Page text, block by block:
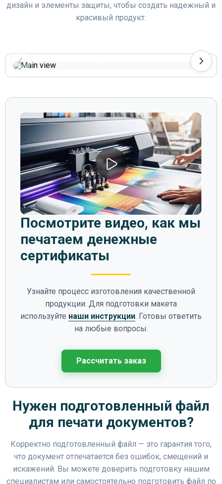
дизайн и элементы защиты, чтобы создать надежный и
красивый продукт.
Посмотрите видео, как мы
печатаем денежные
сертификаты
Узнайте процесс изготовления качественной
продукции. Для подготовки макета
используйте наши инструкции. Готовы ответить
на любые вопросы.
Рассчитать заказ
Нужен подготовленный файл
для печати документов?
Корректно подготовленный файл — это гарантия того,
что документ отпечатается без ошибок, смещений и
искажений. Вы можете доверить подготовку нашим
специалистам или самостоятельно подготовить файл по